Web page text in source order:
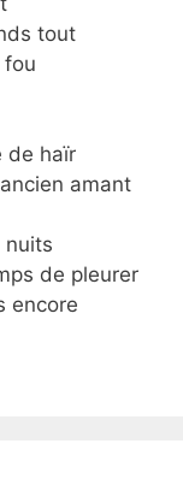
tout
fou
de haïr
amant
nuits
de pleurer
encore